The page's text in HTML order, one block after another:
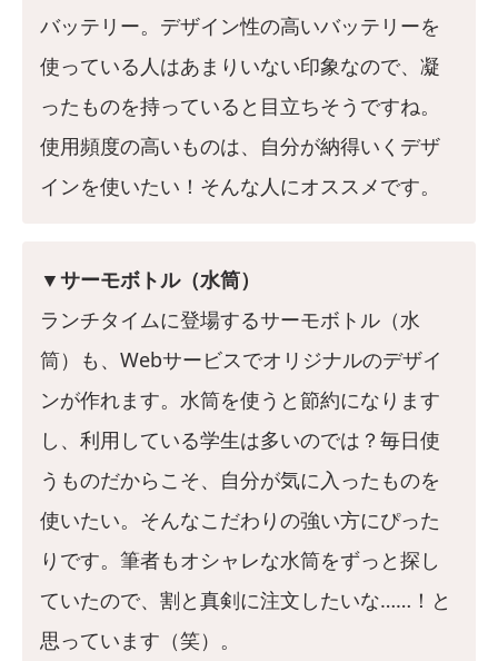
バッテリー。デザイン性の高いバッテリーを
使っている人はあまりいない印象なので、凝
ったものを持っていると目立ちそうですね。
使用頻度の高いものは、自分が納得いくデザ
インを使いたい！そんな人にオススメです。
▼サーモボトル（水筒）
ランチタイムに登場するサーモボトル（水
筒）も、Webサービスでオリジナルのデザイ
ンが作れます。水筒を使うと節約になります
し、利用している学生は多いのでは？毎日使
うものだからこそ、自分が気に入ったものを
使いたい。そんなこだわりの強い方にぴった
りです。筆者もオシャレな水筒をずっと探し
ていたので、割と真剣に注文したいな……！と
思っています（笑）。